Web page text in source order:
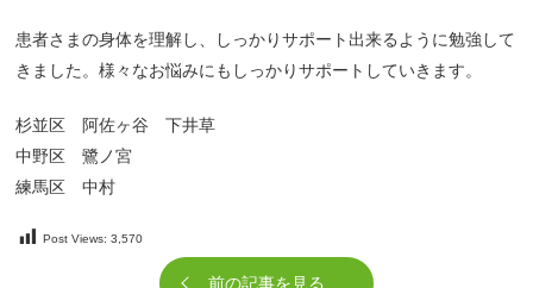
患者さまの身体を理解し、しっかりサポート出来るように勉強して
きました。様々なお悩みにもしっかりサポートしていきます。
杉並区 阿佐ヶ谷 下井草
中野区 鷺ノ宮
練馬区 中村
Post Views: 3,570
前の記事を見る